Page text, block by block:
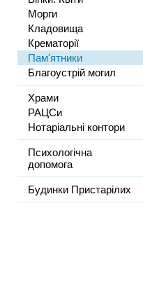
Морги
Кладовища
Крематорії
Пам'ятники
Благоустрій могил
Храми
РАЦСи
Нотаріальні контори
Психологічна
допомога
Будинки Пристарілих